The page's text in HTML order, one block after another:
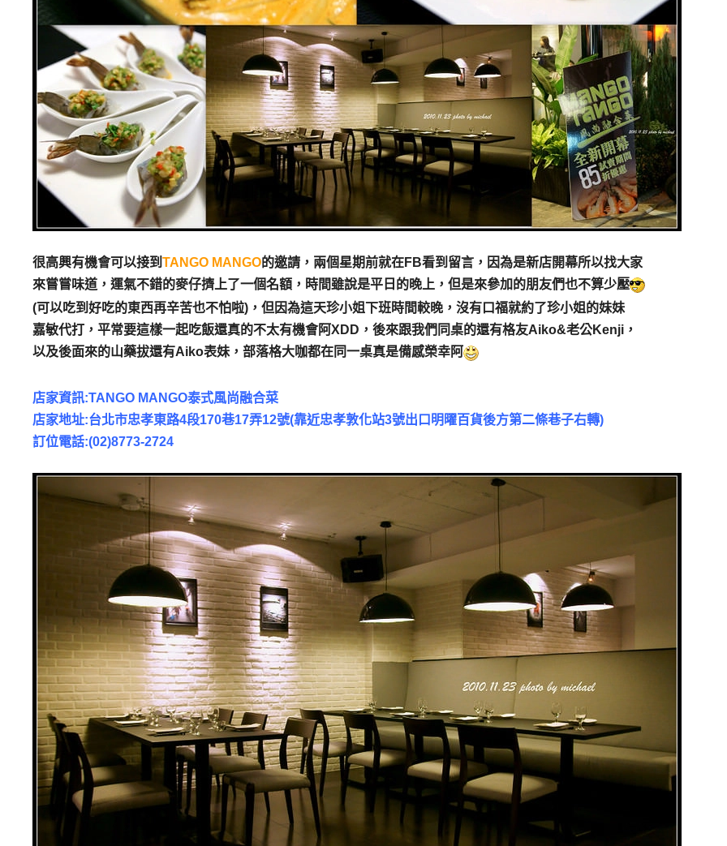
很高興有機會可以接到 TANGO MANGO的邀請，兩個星期前就在FB看到留言，因為是新店開幕所以找大家
來嘗嘗味道，運氣不錯的麥仔擠上了一個名額，時間雖說是平日的晚上，但是來參加的朋友們也不算少壓
(可以吃到好吃的東西再辛苦也不怕啦) ，但因為這天珍小姐下班時間較晚，沒有口福就約了珍小姐的妹妹
嘉敏代打，平常要這樣一起吃飯還真的不太有機會阿XDD，後來跟我們同桌的還有格友Aiko&老公Kenji，
以及後面來的山藥拔還有Aiko表妹，部落格大咖都在同一桌真是備感榮幸阿
店家資訊:TANGO MANGO泰式風尚融合菜
店家地址:台北市忠孝東路4段170巷17弄12號(靠近忠孝敦化站3號出口明曜百貨後方第二條巷子右轉)
訂位電話:(02)8773-2724